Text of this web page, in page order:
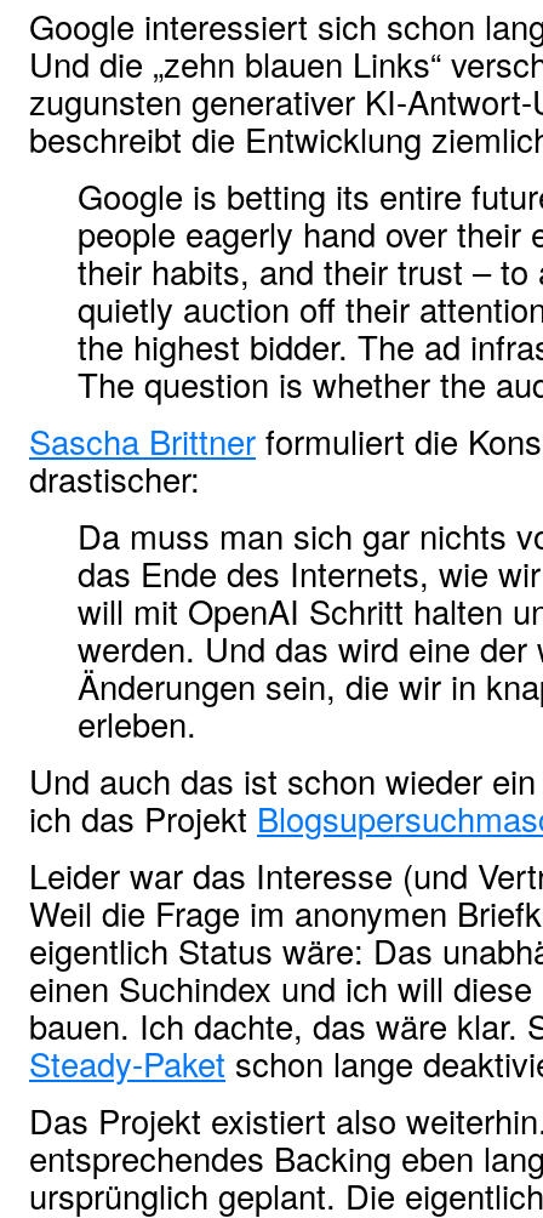
Google interessiert sich schon
Und die „zehn blauen Links“
zugunsten generativer KI-
beschreibt die Entwicklung
Google is betting its entire
people eagerly hand over their
their habits, and their trust –
quietly auction off their
the highest bidder. The ad
The question is whether the
Sascha Brittner formuliert die
drastischer:
Da muss man sich gar nichts
das Ende des Internets, wie
will mit OpenAI Schritt halten
werden. Und das wird eine der
Änderungen sein, die wir in
erleben.
Und auch das ist schon wieder
ich das Projekt
Leider war das Interesse (und
Weil die Frage im anonymen
eigentlich Status wäre: Das
einen Suchindex und ich will
bauen. Ich dachte, das wäre klar.
Steady-Paket schon lange
Das Projekt existiert also
entsprechendes Backing eben
ursprünglich geplant. Die